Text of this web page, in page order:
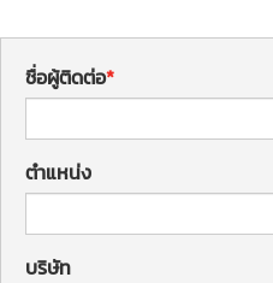
ชื่อผู้ติดต่อ
ตำแหน่ง
บริษัท